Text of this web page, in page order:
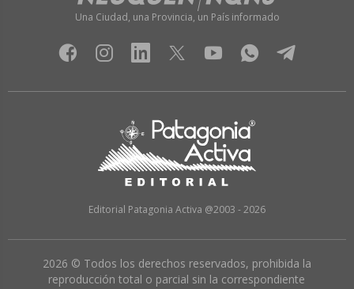
Una Ciudad, una Provincia, un País informado
Editorial Patagonia Activa @2003 - 2026
2026 © Todos los derechos reservados, prohibida la
reproducción total o parcial sin la correspondiente